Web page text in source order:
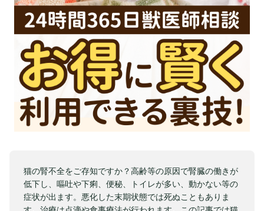
猫の腎不全をご存知ですか？高齢等の原因で腎臓の働きが
低下し、嘔吐や下痢、便秘、トイレが多い、動かない等の
症状が出ます。悪化した末期状態では死ぬこともありま